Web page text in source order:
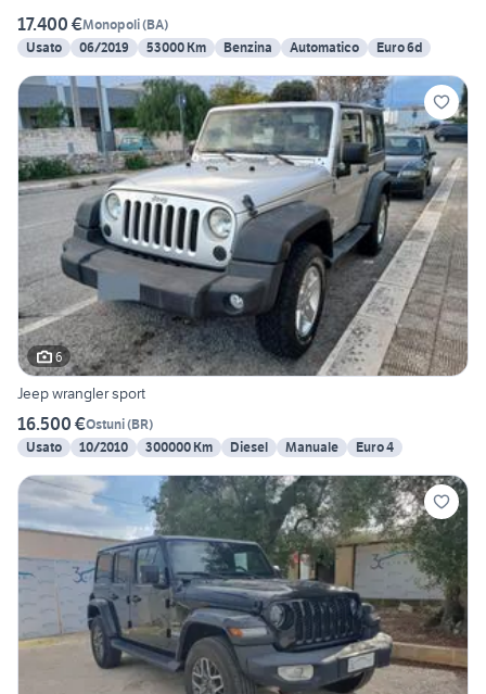
17.400 €Monopoli(BA)
Usato
06/2019 53000 Km Benzina Automatico Euro 6d
6
Jeep wrangler sport
16.500 €Ostuni(BR)
Usato
10/2010 300000 Km Diesel Manuale Euro 4